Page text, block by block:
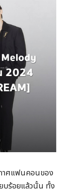
าศแฟนคอนของ
บร้อยแล้วนั้น ทั้ง